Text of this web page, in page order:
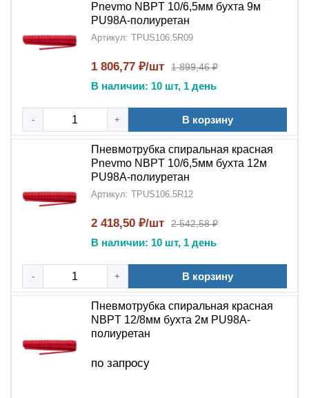
Pnevmo NBPT 10/6,5мм бухта 9м
PU98A-полиуретан
Артикул: TPUS106.5R09
1 806,77 ₽/шт 1 899,46 ₽
В наличии: 10 шт, 1 день
- + В корзину
Пневмотрубка спиральная красная
Pnevmo NBPT 10/6,5мм бухта 12м
PU98A-полиуретан
Артикул: TPUS106.5R12
2 418,50 ₽/шт 2 542,58 ₽
В наличии: 10 шт, 1 день
- + В корзину
Пневмотрубка спиральная красная
NBPT 12/8мм бухта 2м PU98A-
полиуретан
по запросу